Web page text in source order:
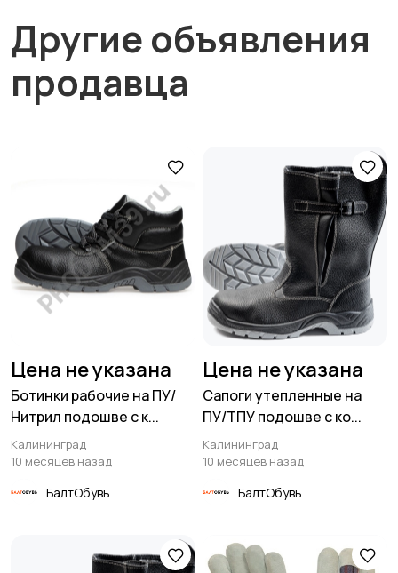
Другие объявления
продавца
Цена не указана
Ботинки рабочие на ПУ/
Нитрил подошве с к...
Калининград
10 месяцев назад
БалтОбувь
Цена не указана
Сапоги утепленные на
ПУ/ТПУ подошве с ко...
Калининград
10 месяцев назад
БалтОбувь